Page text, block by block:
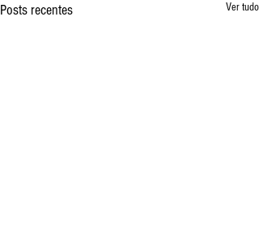
Posts recentes Ver tudo